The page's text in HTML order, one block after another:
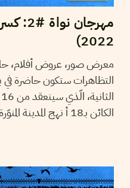
2022)
معرض صور، عروض أفلام،
التظاهرات ستكون حاضرة في
الكائن بـ18 أ نهج المدينة المنوّرة، البلفيدير، تونس